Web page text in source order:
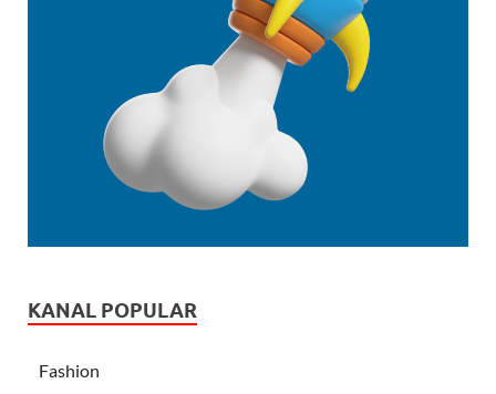
KANAL POPULAR
Fashion